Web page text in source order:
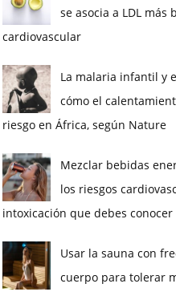
se asocia a LDL más
cardiovascular
La malaria infantil y
cómo el
riesgo en África, según Nature
Mezclar bebidas
los riesgos
intoxicación que debes conocer
Usar la sauna con
cuerpo para tolerar